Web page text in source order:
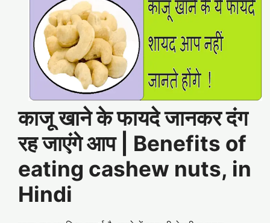
काजू खाने के फायदे जानकर दंग
रह जाएंगे आप | Benefits of
eating cashew nuts, in
Hindi